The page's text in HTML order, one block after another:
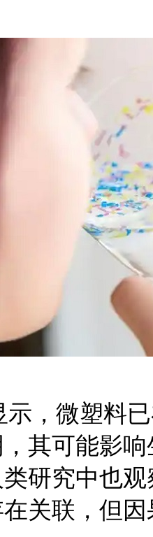
，微塑料
其可能影
研究中也
关联，但